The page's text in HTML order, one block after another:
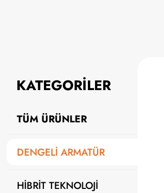
KATEGORİLER
TÜM ÜRÜNLER
DENGELİ ARMATÜR
HİBRİT TEKNOLOJİ